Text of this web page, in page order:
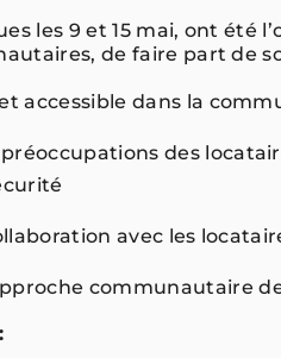
les 9 et 15 mai, ont été
de faire part de
accessible dans la
des
avec les
communautaire